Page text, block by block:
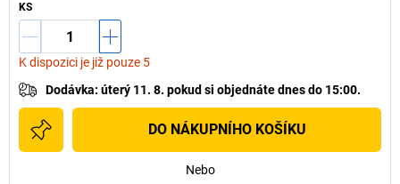
KS
K dispozici je již pouze 5
Dodávka: úterý 11. 8. pokud si objednáte dnes do 15:00.
DO NÁKUPNÍHO KOŠÍKU
Nebo